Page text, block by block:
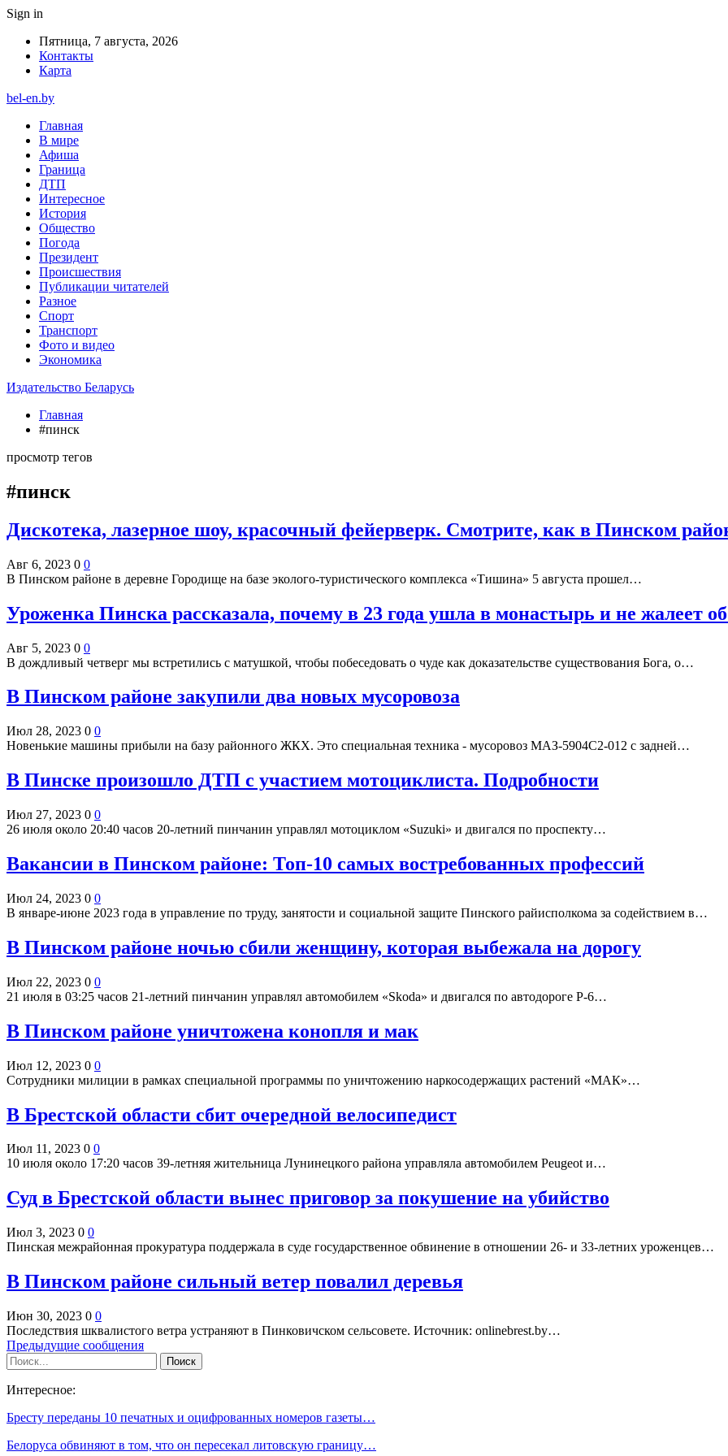
Sign in
Пятница, 7 августа, 2026
Контакты
Карта
bel-en.by
Главная
В мире
Афиша
Граница
ДТП
Интересное
История
Общество
Погода
Президент
Происшествия
Публикации читателей
Разное
Спорт
Транспорт
Фото и видео
Экономика
Издательство Беларусь
Главная
#пинск
просмотр тегов
#пинск
Дискотека, лазерное шоу, красочный фейерверк. Смотрите, как в Пинском
Авг 6, 2023 0 0
В Пинском районе в деревне Городище на базе эколого-туристического комплекса «Тишина» 5 августа прошел…
Уроженка Пинска рассказала, почему в 23 года ушла в монастырь и не жалеет
Авг 5, 2023 0 0
В дождливый четверг мы встретились с матушкой, чтобы побеседовать о чуде как доказательстве существования Бога, о…
В Пинском районе закупили два новых мусоровоза
Июл 28, 2023 0 0
Новенькие машины прибыли на базу районного ЖКХ. Это специальная техника - мусоровоз МАЗ-5904С2-012 с задней…
В Пинске произошло ДТП с участием мотоциклиста. Подробности
Июл 27, 2023 0 0
26 июля около 20:40 часов 20-летний пинчанин управлял мотоциклом «Suzuki» и двигался по проспекту…
Вакансии в Пинском районе: Топ-10 самых востребованных профессий
Июл 24, 2023 0 0
В январе-июне 2023 года в управление по труду, занятости и социальной защите Пинского райисполкома за содействием в…
В Пинском районе ночью сбили женщину, которая выбежала на дорогу
Июл 22, 2023 0 0
21 июля в 03:25 часов 21-летний пинчанин управлял автомобилем «Skoda» и двигался по автодороге Р-6…
В Пинском районе уничтожена конопля и мак
Июл 12, 2023 0 0
Сотрудники милиции в рамках специальной программы по уничтожению наркосодержащих растений «МАК»…
В Брестской области сбит очередной велосипедист
Июл 11, 2023 0 0
10 июля около 17:20 часов 39-летняя жительница Лунинецкого района управляла автомобилем Peugeot и…
Суд в Брестской области вынес приговор за покушение на убийство
Июл 3, 2023 0 0
Пинская межрайонная прокуратура поддержала в суде государственное обвинение в отношении 26- и 33-летних уроженцев…
В Пинском районе сильный ветер повалил деревья
Июн 30, 2023 0 0
Последствия шквалистого ветра устраняют в Пинковичском сельсовете. Источник: onlinebrest.by…
Предыдущие сообщения
Интересное:
Бресту переданы 10 печатных и оцифрованных номеров газеты…
Белоруса обвиняют в том, что он пересекал литовскую границу…